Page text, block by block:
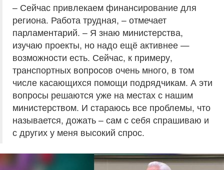
– Сейчас привлекаем финансирование для
региона. Работа трудная, – отмечает
парламентарий. – Я знаю министерства,
изучаю проекты, но надо ещё активнее —
возможности есть. Сейчас, к примеру,
транспортных вопросов очень много, в том
числе касающихся помощи подрядчикам. А эти
вопросы решаются уже на местах с нашим
министерством. И стараюсь все проблемы, что
называется, дожать – сам с себя спрашиваю и
с других у меня высокий спрос.